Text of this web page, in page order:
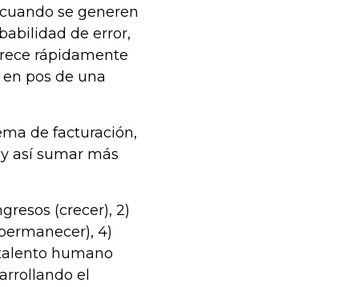
se generen
de error,
rápidamente
pos de una
de facturación,
así sumar más
(crecer), 2)
4)
humano
el